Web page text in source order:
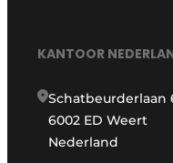
KANTOOR
Schatbeurderlaan
6002 ED Weert
Nederland